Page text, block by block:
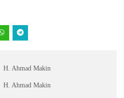
H. Ahmad Makin
H. Ahmad Makin